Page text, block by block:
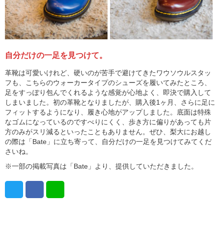
自分だけの一足を見つけて。
革靴は可愛いけれど、硬いのが苦手で避けてきたワウソウルスタッ
フも、こちらのウォーカータイプのシューズを履いてみたところ、
足をすっぽり包んでくれるような感覚が心地よく、即決で購入して
しまいました。初の革靴となりましたが、購入後1ヶ月、さらに足に
フィットするようになり、履き心地がアップしました。底面は特殊
なゴムになっているのですべりにくく、歩き方に偏りがあっても片
方のみがスリ減るといったこともありません。ぜひ、梨大にお越し
の際は「Bate」に立ち寄って、自分だけの一足を見つけてみてくだ
さいね。
※一部の掲載写真は「Bate」より、提供していただきました。